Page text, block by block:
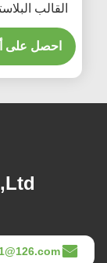
القالب
العائم
احصل على